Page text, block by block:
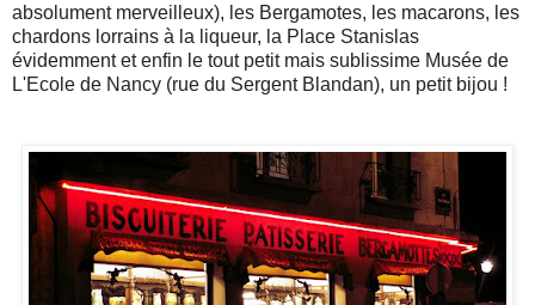
absolument merveilleux), les Bergamotes, les macarons, les
chardons lorrains à la liqueur, la Place Stanislas
évidemment et enfin le tout petit mais sublissime Musée de
L'Ecole de Nancy (rue du Sergent Blandan), un petit bijou !